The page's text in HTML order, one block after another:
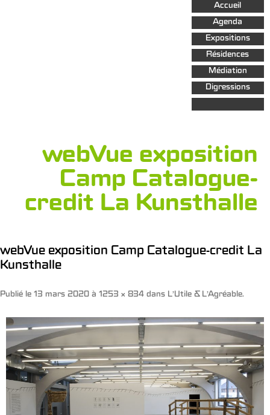
Aller au
contenu
principal
Accueil
Agenda
Expositions
Résidences
Médiation
Digressions
webVue exposition
Camp Catalogue-
credit La Kunsthalle
webVue exposition Camp Catalogue-credit La
Kunsthalle
Publié le 13 mars 2020 à 1253 × 834 dans L’Utile & L’Agréable.